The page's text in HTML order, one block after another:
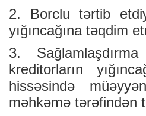
2. Borclu tərtib
yığıncağına təqdim
3.
kreditorların
hissəsində
məhkəmə tərəfindən